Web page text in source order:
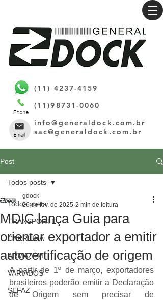
(11) 4237-4159
(11)98731-0060
info@generaldock.com.br
sac@generaldock.com.br
Post
Todos posts
TRANSPORTE
CARREIRA
ARMAZÉM
VARIADOS
SEFAZ
Todos posts
MDIC lança Guia para
orientar exportador a emitir
autocertificação de origem
gdock
26 de fev. de 2025 2 min de leitura
A partir de 1º de março, exportadores
brasileiros poderão emitir a Declaração
de Origem sem precisar de